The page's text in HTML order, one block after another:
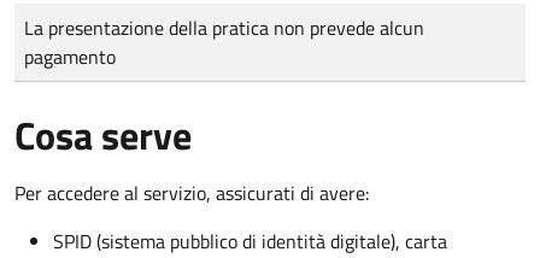
Tipo di pagamento
Importo
La presentazione della pratica non prevede alcun
pagamento
Cosa serve
Per accedere al servizio, assicurati di avere:
SPID (sistema pubblico di identità digitale), carta